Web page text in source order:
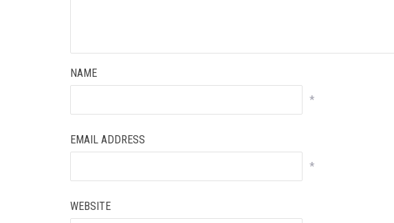
NAME
*
EMAIL ADDRESS
*
WEBSITE